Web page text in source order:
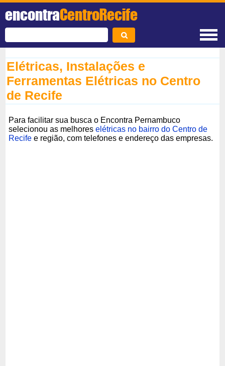
encontraCentroRecife
Elétricas, Instalações e
Ferramentas Elétricas no Centro
de Recife
Para facilitar sua busca o Encontra Pernambuco
selecionou as melhoreselétricas no bairro do Centro de
Recife e região, com telefones e endereço das empresas.